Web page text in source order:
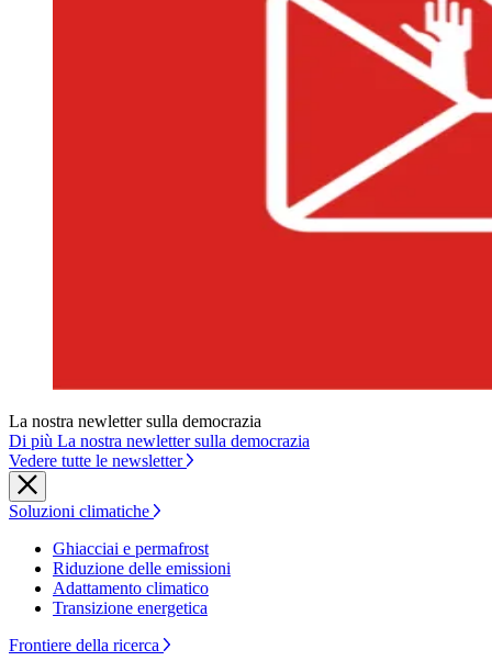
La nostra newletter sulla democrazia
Di più La nostra newletter sulla democrazia
Vedere tutte le newsletter
Soluzioni climatiche
Ghiacciai e permafrost
Riduzione delle emissioni
Adattamento climatico
Transizione energetica
Frontiere della ricerca